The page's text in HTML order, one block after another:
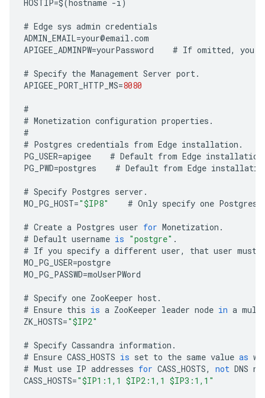
HOSTIP=$( hostname -i )
# Edge sys admin credentials
ADMIN_EMAIL=your@email .com
APIGEE_ADMINPW=yourPassword # If omitted, you
# Specify the Management Server port.
APIGEE_PORT_HTTP_MS=8080
#
# Monetization configuration properties .
#
# Postgres credentials from Edge installation .
PG_USER=apigee # Default from Edge installation
PG_PWD=postgres # Default from Edge
# Specify Postgres server .
MO_PG_HOST="$IP8" # Only specify one Postgres
# Create a Postgres user for Monetization .
# Default username is "postgre" .
# If you specify a different user, that user must
MO_PG_USER=postgre
MO_PG_PASSWD=moUserPWord
# Specify one ZooKeeper host.
# Ensure this is a ZooKeeper leader node in a
ZK_HOSTS="$IP2"
# Specify Cassandra information .
# Ensure CASS_HOSTS is set to the same value as
# Must use IP addresses for CASS_HOSTS, not DNS
CASS_HOSTS="$IP1:1,1 $IP2:1,1 $IP3:1,1"